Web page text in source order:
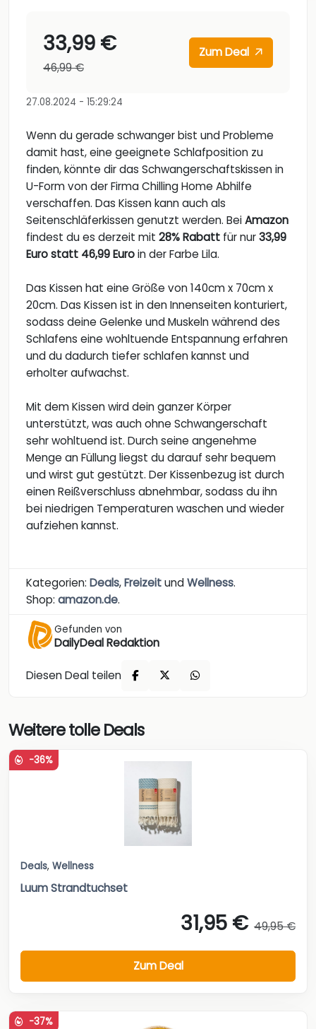
33,99 €
46,99 €
Zum Deal
27.08.2024 - 15:29:24
Wenn du gerade schwanger bist und Probleme
damit hast, eine geeignete Schlafposition zu
finden, könnte dir das Schwangerschaftskissen in
U-Form von der Firma Chilling Home Abhilfe
verschaffen. Das Kissen kann auch als
Seitenschläferkissen genutzt werden. BeiAmazon
findest du es derzeit mit 28% Rabatt für nur33,99
Euro statt 46,99 Euroin der Farbe Lila.
Das Kissen hat eine Größe von 140cm x 70cm x
20cm. Das Kissen ist in den Innenseiten konturiert,
sodass deine Gelenke und Muskeln während des
Schlafens eine wohltuende Entspannung erfahren
und du dadurch tiefer schlafen kannst und
erholter aufwachst.
Mit dem Kissen wird dein ganzer Körper
unterstützt, was auch ohne Schwangerschaft
sehr wohltuend ist. Durch seine angenehme
Menge an Füllung liegst du darauf sehr bequem
und wirst gut gestützt. Der Kissenbezug ist durch
einen Reißverschluss abnehmbar, sodass du ihn
bei niedrigen Temperaturen waschen und wieder
aufziehen kannst.
Kategorien: Deals,FreizeitundWellness.
Shop: amazon.de.
Gefunden von
DailyDeal Redaktion
Diesen Deal teilen
Weitere tolle Deals
-36%
Deals, Wellness
Luum Strandtuchset
31,95 € 49,95 €
Zum Deal
-37%